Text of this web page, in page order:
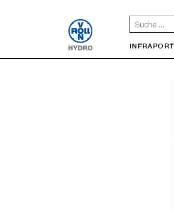
INFRAPORT